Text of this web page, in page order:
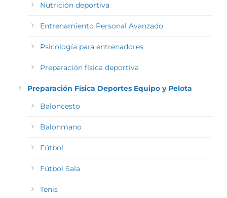
Nutrición deportiva
Entrenamiento Personal Avanzado
Psicología para entrenadores
Preparación física deportiva
Preparación Física Deportes Equipo y Pelota
Baloncesto
Balonmano
Fútbol
Fútbol Sala
Tenis